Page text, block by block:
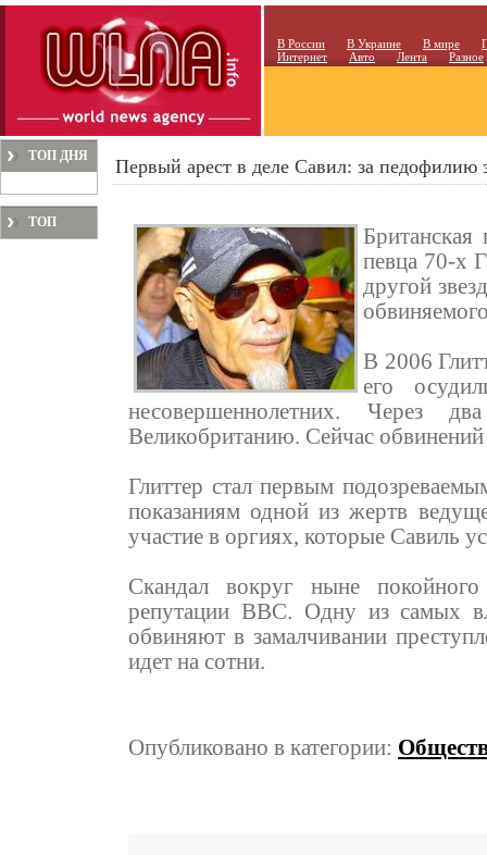
В России В Украине В мире
Интернет
Авто Лента Разное
ТОП ДНЯ
ТОП
Первый арест в деле Савил: за педофилию
Британская
певца 70-х
другой
В 2006
его
несовершеннолетних. Через
Великобританию. Сейчас
Глиттер стал первым
показаниям одной из жертв
участие в оргиях, которые Савиль
Скандал вокруг ныне
репутации ВВС. Одну из самых
обвиняют в замалчивании
идет на сотни.
Опубликовано в категории: